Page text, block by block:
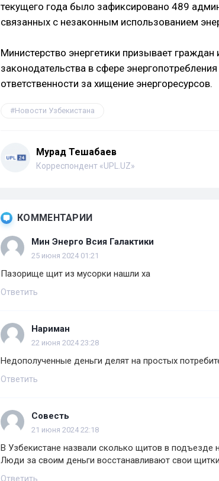
текущего года было зафиксировано 489
связанных с незаконным использованием
Министерство энергетики призывает
законодательства в сфере
ответственности за хищение энергоресурсов.
Новости Узбекистана
Мурад Тешабаев
Корреспондент «UPL.UZ»
КОММЕНТАРИИ
Мин Энерго Всия Галактики
25 июня 2024 01:21
Пазорище щит из мусорки нашли ха
Ответить
Нариман
22 июня 2024 23:28
Недополученные деньги делят на простых
Ответить
Совесть
21 июня 2024 22:18
В Узбекистане назвали сколько щитов в подъезде
Люди за своим деньги восстанавливают свои
Ответить